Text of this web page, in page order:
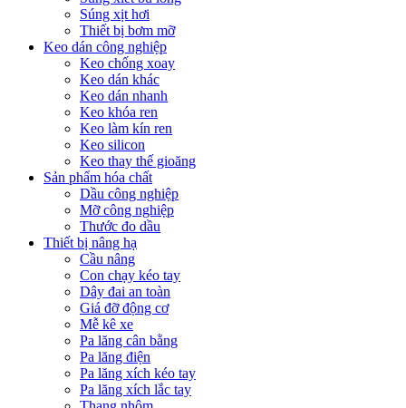
Súng xịt hơi
Thiết bị bơm mỡ
Keo dán công nghiệp
Keo chống xoay
Keo dán khác
Keo dán nhanh
Keo khóa ren
Keo làm kín ren
Keo silicon
Keo thay thế gioăng
Sản phẩm hóa chất
Dầu công nghiệp
Mỡ công nghiệp
Thước đo dầu
Thiết bị nâng hạ
Cầu nâng
Con chạy kéo tay
Dây đai an toàn
Giá đỡ động cơ
Mễ kê xe
Pa lăng cân bằng
Pa lăng điện
Pa lăng xích kéo tay
Pa lăng xích lắc tay